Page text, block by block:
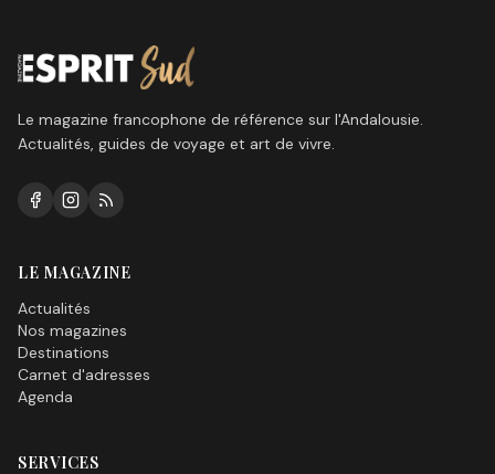
Le magazine francophone de référence sur l'Andalousie.
Actualités, guides de voyage et art de vivre.
LE MAGAZINE
Actualités
Nos magazines
Destinations
Carnet d'adresses
Agenda
SERVICES